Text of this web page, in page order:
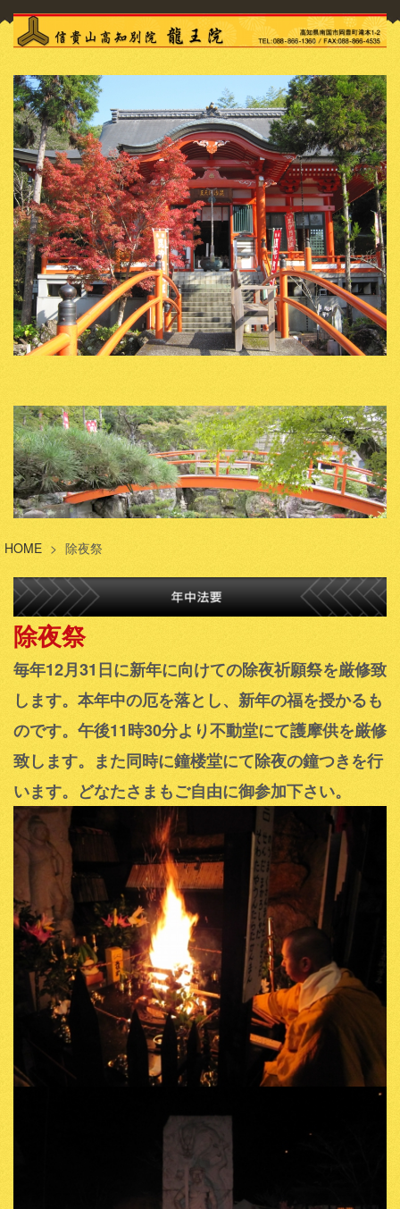
HOME > 除夜祭
除夜祭
毎年12月31日に新年に向けての除夜祈願祭を厳修致
します。本年中の厄を落とし、新年の福を授かるも
のです。午後11時30分より不動堂にて護摩供を厳修
致します。また同時に鐘楼堂にて除夜の鐘つきを行
います。どなたさまもご自由に御参加下さい。